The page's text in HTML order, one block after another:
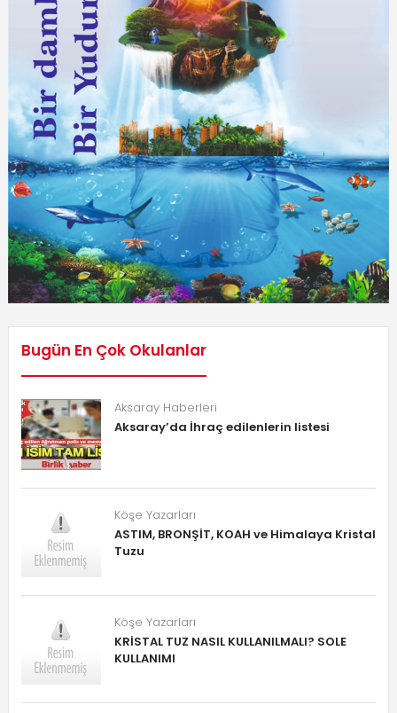
Bugün En Çok Okulanlar
Aksaray Haberleri
Aksaray’da İhraç edilenlerin listesi
Köşe Yazarları
ASTIM, BRONŞİT, KOAH ve Himalaya Kristal
Tuzu
Köşe Yazarları
KRİSTAL TUZ NASIL KULLANILMALI? SOLE
KULLANIMI